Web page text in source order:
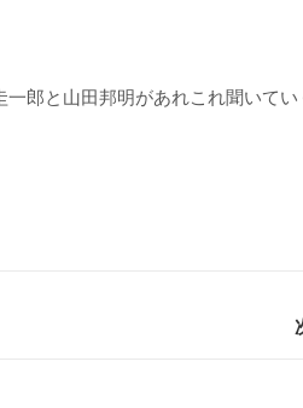
郎と山田邦明があれこれ聞いてい